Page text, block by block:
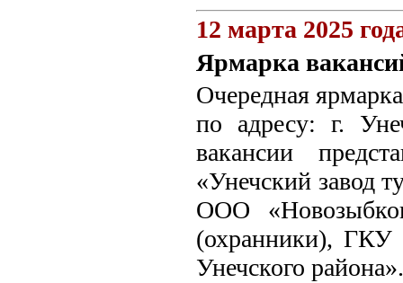
12 марта 2025
Ярмарка
Очередная
по адресу: г.
вакансии
«Унечский завод
ООО
(охранники), ГКУ
Унечского района».